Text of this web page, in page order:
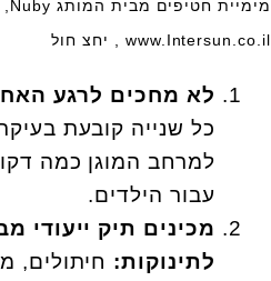
www.Intersun.co.il , יחצ חול
לא מחכים לרגע
כל שנייה קובעת
למרחב המוגן כמה
עבור הילדים.
מכינים תיק ייעודי
לתינוקות: חיתולים,